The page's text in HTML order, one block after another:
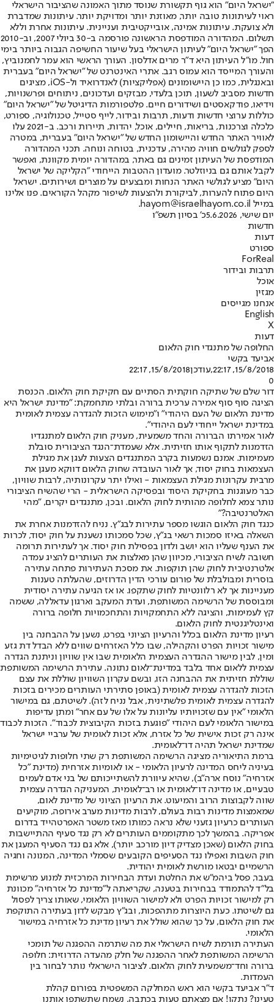
"ישראל היום" הוא גוף תקשורת שנוסד מתוך האמונה שהציבור הישראלי
ראוי לעיתונות טובה יותר, מאוזנת יותר ומדויקת יותר. עיתונות שמדברת
ולא צועקת. עיתונות אמינה, אובייקטיבית ועניינית. עיתונות אחרת וללא
תשלום. המהדורה המודפסת הראשונה פורסמה ב-30 ביולי 2007, וב-2010
הפך "ישראל היום" לעיתון הישראלי בעל שיעור החשיפה הגבוה ביותר בימי
חול. מו"ל העיתון היא ד"ר מרים אדלסון. העורך הראשי הוא עמר לחמנוביץ,
והעורך המייסד הוא עמוס רגב. אתרי האינטרנט של "ישראל היום" בעברית
ובאנגלית, כמו כן היישומונים (אפליקציות) לאנדרואיד ול-iOS, מציגים
חדשות מסביב לשעון, תוכן בלעדי, מבזקים ועדכונים, ניתוחים ופרשנויות,
וידיאו, פודקאסטים ושידורים חיים. פלטפורמות הדיגיטל של "ישראל היום"
כוללות ערוצי חדשות ודעות, תרבות ובידור, לייף סטייל, טכנולוגיה, ספורט,
כלכלה וצרכנות, בריאות, חיילים, אוכל, יהדות, תיירות ורכב. ב-2021 עלו
לאוויר האתר החדש והיישומון החדש של "ישראל היום" בעברית, במטרה
לספק לגולשים חוויה מהירה, עדכנית, בטוחה ונוחה. תכני המהדורה
המודפסת של העיתון זמינים גם באתר, במהדורה יומית מקוונת, ואפשר
לקבל אותם גם בניוזלטר. מועדון ההטבות הייחודי "הקליקה של ישראל
היום" מציע לגולשי האתר הנחות ומבצעים על מוצרים ושירותים. ישראל
היום פתוח להערות, לביקורת ולהצעות לשיפור מקהל הקוראים. פנו אלינו
במייל hayom@israelhayom.co.il.
יום שישי, 5.6.2026
כ' בסיון תשפ"ו
חדשות
דעות
ספורט
ForReal
תרבות ובידור
אוכל
מגזין
אנחנו מגייסים
English
X
דעות
החלופה של מתנגדי חוק הלאום
אביעד בקשי
15/8/2018, 22:17
,עודכן15/8/2018, 22:17
0
דור שלם של שתיקה חוקתית הסתיים עם חקיקת חוק הלאום. הכנסת
הציגה סוף סוף אמירה ערכית ברורה ובלתי מתחמקת: "מדינת ישראל היא
מדינת הלאום של העם היהודי" ו"מימוש הזכות להגדרה עצמית לאומית
במדינת ישראל ייחודי לעם היהודי".
לאור אמירתו הברורה והחד משמעית, מעניק חוק הלאום למתנגדיו
הזדמנות לתקוף אותו חזיתית. אלא שעמדת־הנגד הציבורית סובלת
מעמימות. אמנם נשמעות בקרב המתנגדים הצעות לעגן את מגילת
העצמאות בחוק יסוד, אך לאור העובדה שחוק הלאום דווקא מעגן את
מרבית עקרונות מגילת העצמאות - ואילו יתר עקרונותיה, לרבות שוויון,
כבר מעוגנות בחקיקת היסוד ובפסיקה הישראלית - הרי שהשיח הציבורי
נותר צמא לחלופה מהותית לחוק הלאום. ובכן, מתנגדים יקרים, "מהי
האלטרנטיבה?"
כנגד חוק הלאום הוגשו מספר עתירות לבג"ץ. נניח להזדמנות אחרת את
השאלה באיזו סמכות רשאי בג"ץ, שכל סמכותו נשענת על חוק יסוד, לכרות
את הענף שעליו הוא יושב ולדון בפסילת חוק יסוד. אך לעתירות תרומה
חשובה לשיח הציבורי, מכיוון שהן מאלצות את העותרים להציג עמדה
אלטרנטיבית לחוק שהן תוקפות. את מסכת העתירות פתחה עתירה
בוסרית ומבולבלת של פורום עורכי הדין הדרוזים, שהעלתה טענות
מעניינות אך לא רלוונטיות לחוק שתקפו. או אז הגיעה עתירה יסודית
ומבוססת של הרשימה המשותפת, ועדת המעקב וארגון עדאללה, ששמה
קץ לעמימות, והציגה ללא התחמקויות והתחכמויות חלופה ברורה
ואינטליגנטית לחוק הלאום.
רעיון מדינת הלאום בכלל והרעיון הציוני בפרט, נשען על ההבחנה בין
מישור זכויות הפרט והקהילה, שבו כלל האזרחים שווים ללא הבדל דת גזע
ומין, לבין מישור ההגדרה העצמית הלאומית שבו אין שוויון וניתנת הגדרה
עצמית ללאום אחד בלבד במדינת־לאום נתונה. עתירת הרשימה המשותפת
שוללת חזיתית את ההבחנה הזו, ובשם עקרון השוויון שוללת את עצם
הזכות להגדרה עצמית לאומית (באופן סתירתי העותרים מכירים בזכות
להגדרה עצמית לאומית פלשתינית, אבל נניח לזה). לשיטתם, גם במישור
הלאומי "אין עם שזכויותיו עליונות על אלו של עם אחר" ומתן עדיפות
במישור הלאומי לעם היהודי "פוגעת בזכות הקיבוצית לכבוד". הזכות לכבוד
אינה רק זכות אישית של כל אזרח, אלא זכות לאומית של ערביי ישראל
שמדינת ישראל תהיה דו־לאומית.
ברמת התיאוריה מציגה הרשימה המשותפת רק שתי חלופות לגיטימיות
בעיניה ליחס המדינה לרעיון הלאומי - או לאומיות אזרחית (מדינת "כל
אזרחיה" נוסח ארה"ב), שהיא עיוורת להשתייכותם של בני אדם לעמים
טבעיים, או מדינה דו־לאומית או רב־לאומית, המעניקה הגדרה עצמית
שווה לקבוצות הרוב והמיעוט. את הרעיון הציוני של מדינת לאום,
שמאמצות מדינות רבות בעולם, לרבות מדינות מערב אירופה, מוקיעים
העותרים כרעיון גזעני שלא נראה כמותו מאז משטר האפרטהייד בדרום
אפריקה. בהמשך לכך מתקוממים העותרים לא רק נגד סעיף ההתיישבות
בחוק הלאום (שאכן מצדיק דיון מורכב יותר), אלא גם נגד הסעיף המעגן את
חוק השבות ואפילו נגד הסעיפים הקובעים שסמלי המדינה, המנונה וחגיה
הרשמיים יבטאו מורשת לאומית יהודית.
בעבר, פסל ביהמ"ש את החלטת ועדת הבחירות המרכזית למנוע מרשימת
בל"ד להתמודד בבחירות בטענה, שקריאתה ל"מדינת כל אזרחיה" מכוונת
רק למישור זכויות הפרט ולא למישור השוויון הלאומי, שאותו צריך לפסול
גם לשיטתו. כעת היוצרות מתהפכות, ובג"ץ מבקש לדון בעתירה התוקפת
את חוק הלאום, על כך שהוא שולל את רעיון מדינת כל אזרחיה במישור
הלאומי.
העתירה תורמת לשיח הישראלי את מה שתרמה ההפגנה של תומכי
הרשימה המשותפת לאחר ההפגנה של חלק מהעדה הדרוזית: חלופה
ברורה וחד־משמעית לחוק הלאום. לציבור הישראלי נותר לבחור בין
העמדות.
ד"ר אביעד בקשי הוא ראש המחלקה המשפטית בפורום קהלת
טעינו? נתקן! אם מצאתם טעות בכתבה, נשמח שתשתפו אותנו